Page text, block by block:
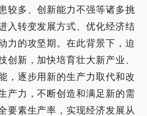
较多、创新能力不强等诸多挑
入转变发展方式、优化经济结
力的攻坚期。在此背景下，迫
创新，加快培育壮大新产业、
，逐步用新的生产力取代和改
产力，不断创造和满足新的需
要素生产率，实现经济发展从